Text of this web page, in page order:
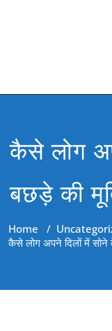
कैसे लोग
बछड़े की
Home /
कैसे लोग अपने दिलों में सोने